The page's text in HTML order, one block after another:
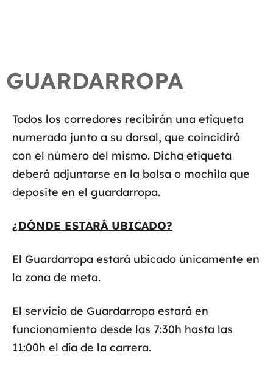
GUARDARROPA
Todos los corredores recibirán una etiqueta
numerada junto a su dorsal, que coincidirá
con el número del mismo. Dicha etiqueta
deberá adjuntarse en la bolsa o mochila que
deposite en el guardarropa.
¿DÓNDE ESTARÁ UBICADO?
El Guardarropa estará ubicado únicamente en
la zona de meta.
El servicio de Guardarropa estará en
funcionamiento desde las 7:30h hasta las
11:00h el día de la carrera.